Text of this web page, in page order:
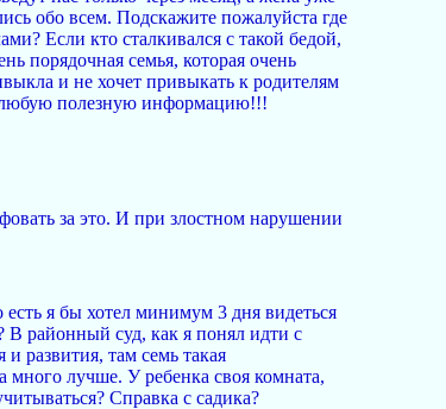
обо всем. Подскажите пожалуйста где
Если кто сталкивался с такой бедой,
порядочная семья, которая очень
и не хочет привыкать к родителям
любую полезную информацию!!!
за это. И при злостном нарушении
я бы хотел минимум 3 дня видеться
В районный суд, как я понял идти с
развития, там семь такая
лучше. У ребенка своя комната,
Справка с садика?